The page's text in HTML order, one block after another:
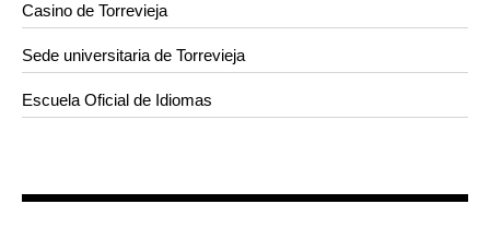
Casino de Torrevieja
Sede universitaria de Torrevieja
Escuela Oficial de Idiomas